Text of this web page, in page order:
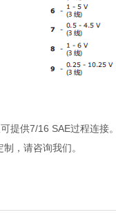
提供7/16 SAE过程连接
，请咨询我们。